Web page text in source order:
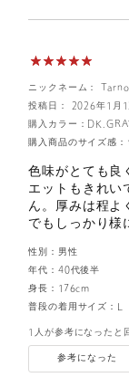
ニックネーム： Tarno
投稿日： 2026年1月
購入カラー：
購入商品のサイズ感：
色味がとても良
エットもきれい
ん。厚みは程よ
でもしっかり様
性別： 男性
年代： 40代後半
身長： 176cm
普段の着用サイズ：
1人が参考になったと
参考になった